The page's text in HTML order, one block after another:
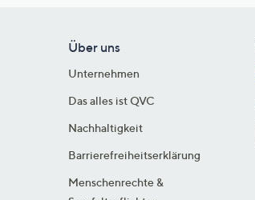
Über uns
Unternehmen
Das alles ist QVC
Nachhaltigkeit
Barrierefreiheitserklärung
Menschenrechte &